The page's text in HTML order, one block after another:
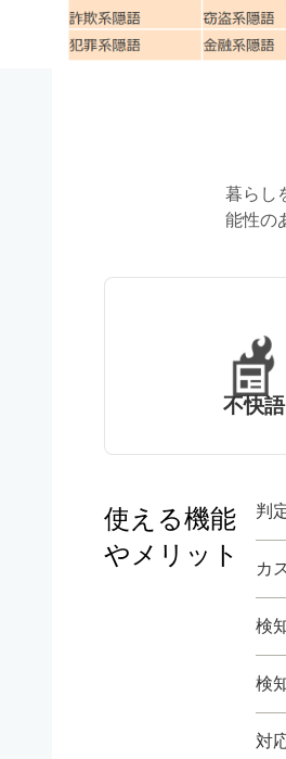
暮らし
能性の
不快語
使える機能
やメリット
判
カ
検
検
対